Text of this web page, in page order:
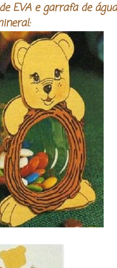
EVA e garrafa de água